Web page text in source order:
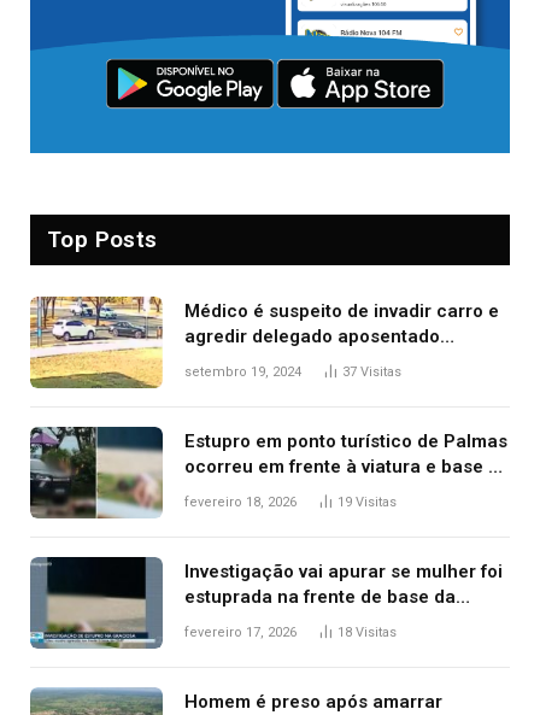
Top Posts
Médico é suspeito de invadir carro e
agredir delegado aposentado
durante confusão no trânsito
setembro 19, 2024 37 Visitas
Estupro em ponto turístico de Palmas
ocorreu em frente à viatura e base de
segurança; polícia investiga
fevereiro 18, 2026 19 Visitas
Investigação vai apurar se mulher foi
estuprada na frente de base da
Guarda Metropolitana de Palmas, diz
fevereiro 17, 2026 18 Visitas
Homem é preso após amarrar